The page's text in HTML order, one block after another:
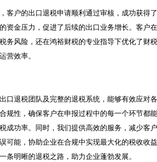
客户的出口退税申请顺利通过审核，成功获得
资金压力，促进了后续的出口业务增长。客户
务风险，还在鸿裕财税的专业指导下优化了财
营效率。
口退税团队及完整的退税系统，能够有效应对
规性，确保客户在申报过程中的每一个环节都
成功率。同时，我们提供高效的服务，减少客
可能，协助企业在合规中实现最大化的税收收